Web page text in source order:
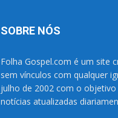
SOBRE NÓS
Folha Gospel.com é um site
sem vínculos com qualquer
julho de 2002 com o
notícias atualizadas